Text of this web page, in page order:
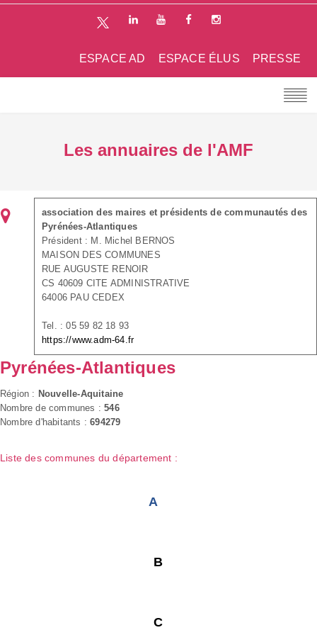
PRESSE
ESPACE ÉLUS
ESPACE AD
Les annuaires de l'AMF
association des maires et présidents de communautés des
Pyrénées-Atlantiques
Président : M. Michel BERNOS
MAISON DES COMMUNES
RUE AUGUSTE RENOIR
CS 40609 CITE ADMINISTRATIVE
64006 PAU CEDEX
Tel. : 05 59 82 18 93
https://www.adm-64.fr
Pyrénées-Atlantiques
Région : Nouvelle-Aquitaine
Nombre de communes :546
Nombre d'habitants :694279
Liste des communes du département :
A
B
C